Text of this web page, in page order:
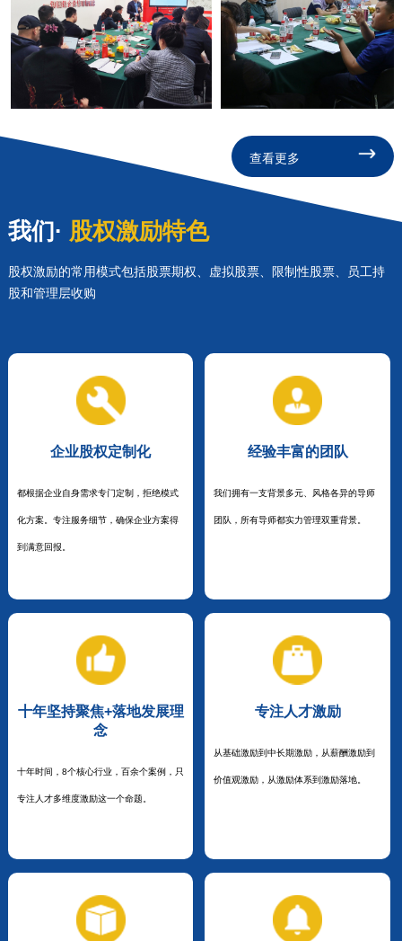
查看更多
我们· 股权激励特色
股权激励的常用模式包括股票期权、虚拟股票、限制性股票、员工持
股和管理层收购
企业股权定制化
都根据企业自身需求专门定制，拒绝模式
化方案。专注服务细节，确保企业方案得
到满意回报。
经验丰富的团队
我们拥有一支背景多元、风格各异的导师
团队，所有导师都实力管理双重背景。
十年坚持聚焦+落地发展理
念
十年时间，8个核心行业，百余个案例，只
专注人才多维度激励这一个命题。
专注人才激励
从基础激励到中长期激励，从薪酬激励到
价值观激励，从激励体系到激励落地。